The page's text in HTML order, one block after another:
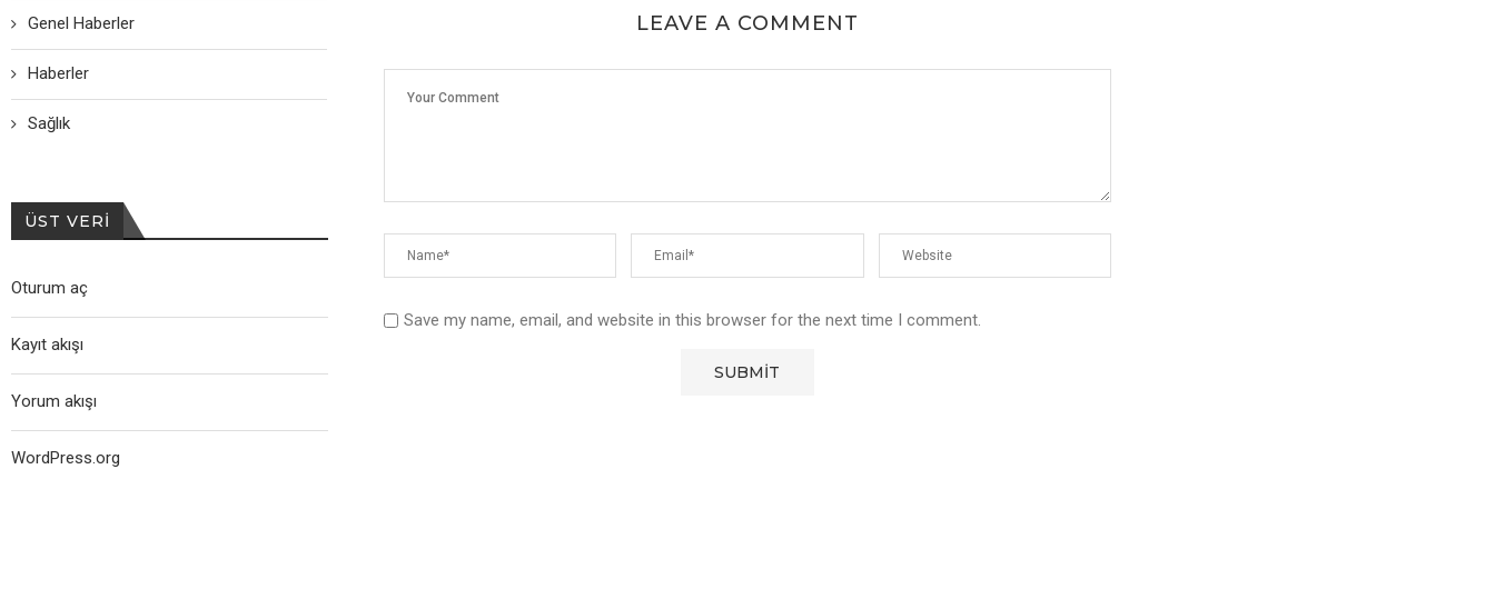
LEAVE A COMMENT
Save my name, email, and website in this browser for the next time I comment.
Genel Haberler
Haberler
Sağlık
ÜST VERI
Oturum aç
Kayıt akışı
Yorum akışı
WordPress.org